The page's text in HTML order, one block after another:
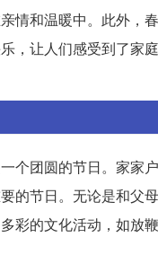
情和温暖中。此外，
，让人们感受到了家
个团圆的节日。家家
的节日。无论是和父
的文化活动，如放鞭